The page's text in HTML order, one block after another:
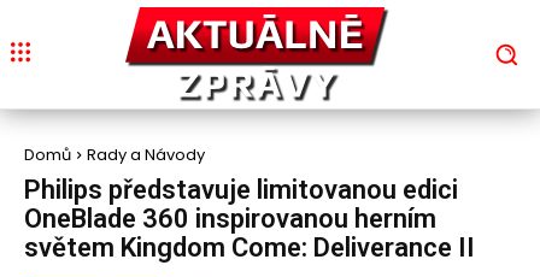
Domů Rady a Návody
Philips představuje limitovanou edici
OneBlade 360 inspirovanou herním
světem Kingdom Come: Deliverance II